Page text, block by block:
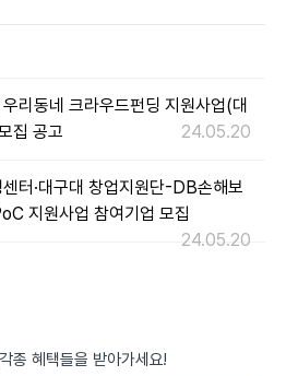
리동네 크라우드펀딩 지원사업(대
집 공고
24.05.20
터·대구대 창업지원단-DB손해보
지원사업 참여기업 모집
24.05.20
종 혜택들을 받아가세요!